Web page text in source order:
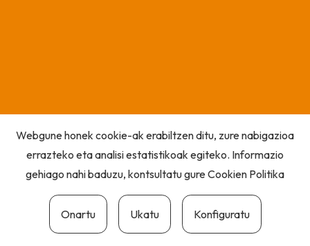
Webgune honek cookie-ak erabiltzen ditu, zure nabigazioa
errazteko eta analisi estatistikoak egiteko. Informazio
gehiago nahi baduzu, kontsultatu gureCookien Politika
Onartu Ukatu Konfiguratu